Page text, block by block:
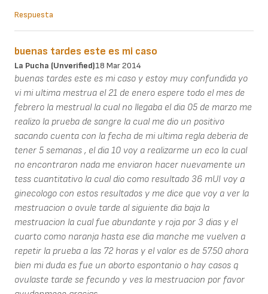
Respuesta
buenas tardes este es mi caso
La Pucha (unverified)18 Mar 2014
buenas tardes este es mi caso y estoy muy confundida yo
vi mi ultima mestrua el 21 de enero espere todo el mes de
febrero la mestrual la cual no llegaba el dia 05 de marzo me
realizo la prueba de sangre la cual me dio un positivo
sacando cuenta con la fecha de mi ultima regla deberia de
tener 5 semanas , el dia 10 voy a realizarme un eco la cual
no encontraron nada me enviaron hacer nuevamente un
tess cuantitativo la cual dio como resultado 36 mUI voy a
ginecologo con estos resultados y me dice que voy a ver la
mestruacion o ovule tarde al siguiente dia baja la
mestruacion la cual fue abundante y roja por 3 dias y el
cuarto como naranja hasta ese dia manche me vuelven a
repetir la prueba a las 72 horas y el valor es de 57.50 ahora
bien mi duda es fue un aborto espontanio o hay casos q
ovulaste tarde se fecundo y ves la mestruacion por favor